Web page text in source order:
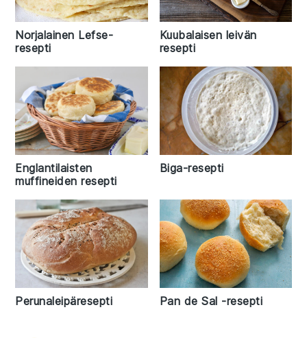
Norjalainen Lefse-
resepti
Kuubalaisen leivän
resepti
Englantilaisten
muffineiden resepti
Biga-resepti
Perunaleipäresepti Pan de Sal -resepti